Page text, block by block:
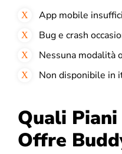
App mobile
Bug e crash
Nessuna modalità
Non disponibile in
Quali
Offre